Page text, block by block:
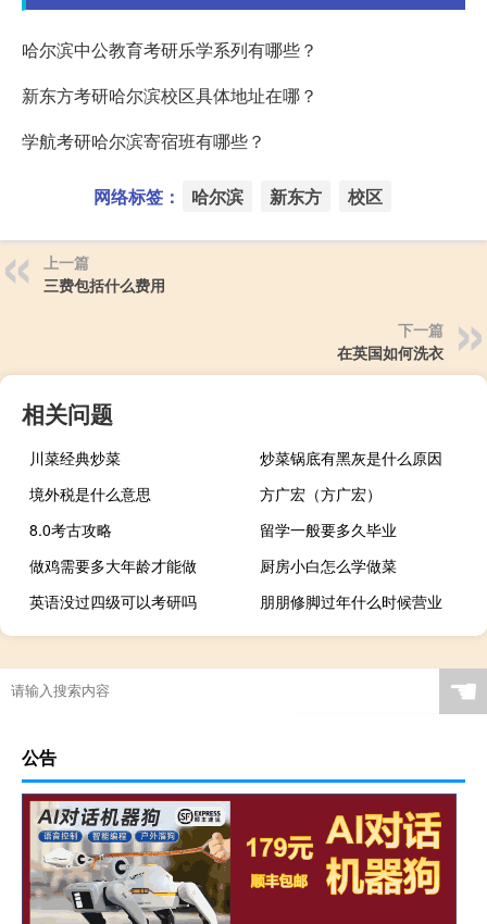
哈尔滨中公教育考研乐学系列有哪些？
新东方考研哈尔滨校区具体地址在哪？
学航考研哈尔滨寄宿班有哪些？
网络标签： 哈尔滨 新东方 校区
上一篇
三费包括什么费用
下一篇
在英国如何洗衣
相关问题
川菜经典炒菜
炒菜锅底有黑灰是什么原因
境外税是什么意思
方广宏（方广宏）
8.0考古攻略
留学一般要多久毕业
做鸡需要多大年龄才能做
厨房小白怎么学做菜
英语没过四级可以考研吗
朋朋修脚过年什么时候营业
☚
公告